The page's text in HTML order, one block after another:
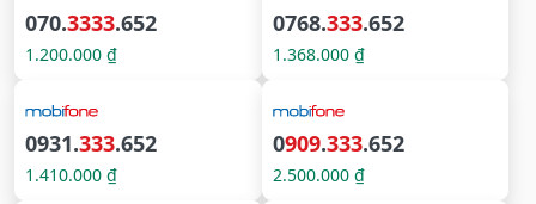
070.3333.652
1.200.000 ₫
0768.333.652
1.368.000 ₫
0931.333.652
1.410.000 ₫
0909.333.652
2.500.000 ₫